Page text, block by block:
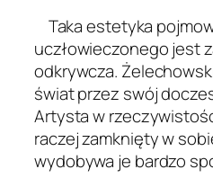
Taka estetyka
uczłowieczonego jest
odkrywcza.
świat przez swój
Artysta w
raczej zamknięty w
wydobywa je bardzo